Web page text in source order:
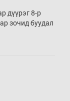
дүүрэг 8-р
зочид буудал